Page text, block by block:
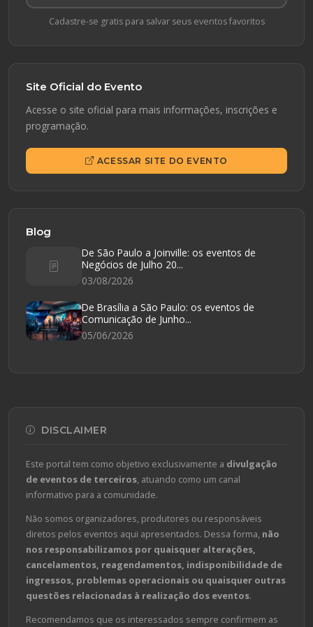
Cadastre-se gratis para salvar seus eventos favoritos
Site Oficial do Evento
Acesse o site oficial para mais informações, inscrições e
programação.
ACESSAR SITE DO EVENTO
Blog
De São Paulo a Joinville: os eventos de
Negócios de Julho 20...
03/08/2026
De Brasília a São Paulo: os eventos de
Comunicação de Junho...
05/06/2026
DISCLAIMER
Este portal tem como objetivo exclusivamente a divulgação
de eventos de terceiros, atuando como um canal
informativo para a comunidade.
Não somos organizadores, produtores ou responsáveis
diretos pelos eventos aqui apresentados. Dessa forma, não
nos responsabilizamos por quaisquer alterações,
cancelamentos, reagendamentos, indisponibilidade de
ingressos, problemas operacionais ou quaisquer outras
questões relacionadas à realização dos eventos.
Recomendamos que os interessados sempre confirmem as